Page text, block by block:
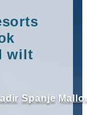
wilt
Spanje